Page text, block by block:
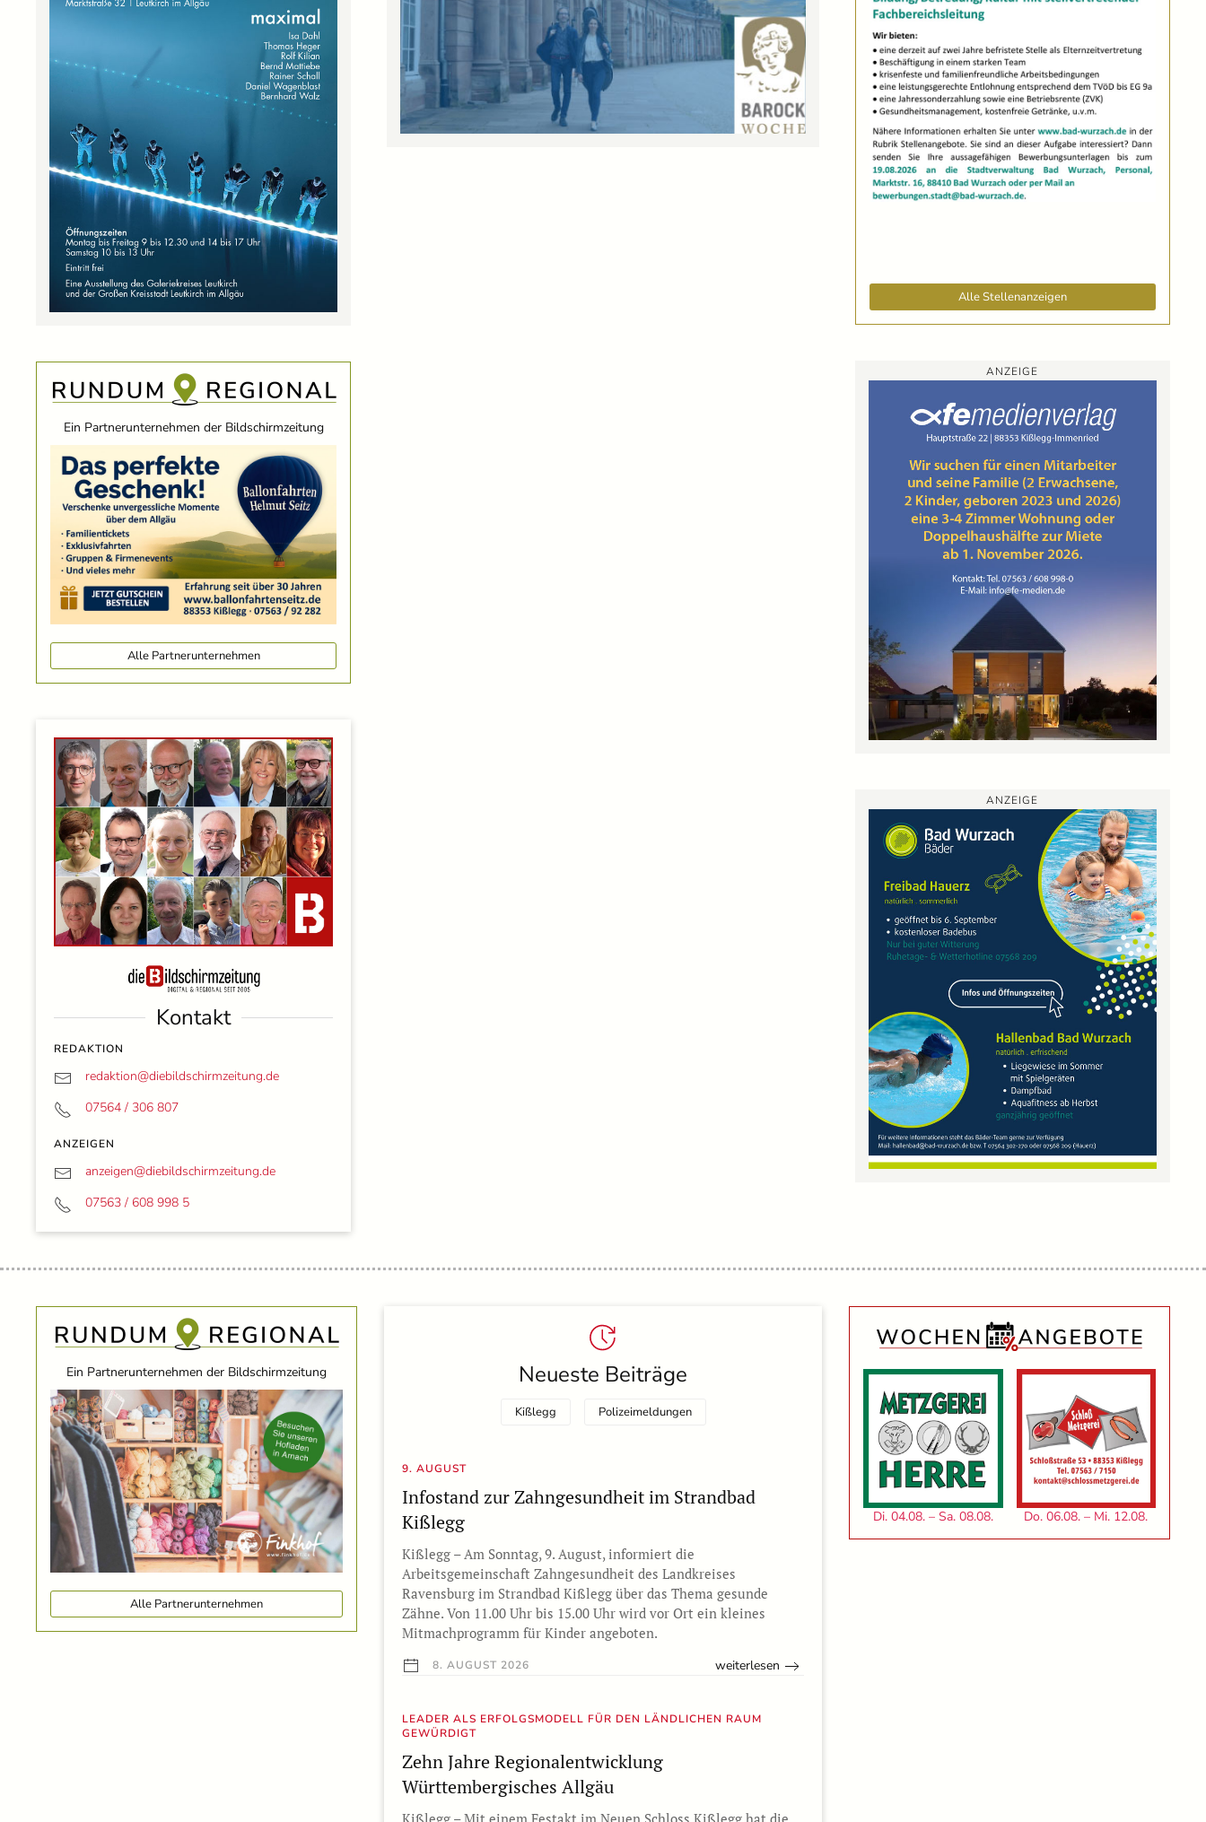
Ein Partnerunternehmen der Bildschirmzeitung
Alle Partnerunternehmen
Kontakt
REDAKTION
redaktion@diebildschirmzeitung.de
07564 / 306 807
ANZEIGEN
anzeigen@diebildschirmzeitung.de
07563 / 608 998 5
Alle Stellenanzeigen
ANZEIGE
ANZEIGE
Neueste Beiträge
Kißlegg Polizeimeldungen
9. AUGUST
Infostand zur Zahngesundheit im Strandbad
Kißlegg
Kißlegg – Am Sonntag, 9. August, informiert die
Arbeitsgemeinschaft Zahngesundheit des Landkreises
Ravensburg im Strandbad Kißlegg über das Thema gesunde
Zähne. Von 11.00 Uhr bis 15.00 Uhr wird vor Ort ein kleines
Mitmachprogramm für Kinder angeboten.
8. AUGUST 2026 weiterlesen
LEADER ALS ERFOLGSMODELL FÜR DEN LÄNDLICHEN RAUM
GEWÜRDIGT
Zehn Jahre Regionalentwicklung
Württembergisches Allgäu
Ein Partnerunternehmen der Bildschirmzeitung
Alle Partnerunternehmen
Di. 04.08. – Sa. 08.08. Do. 06.08. – Mi. 12.08.